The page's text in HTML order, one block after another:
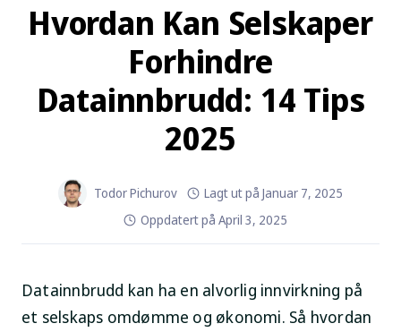
Français
Italiano
Nederlands
Português
Svenska
Hvordan Kan Selskaper
Forhindre
Datainnbrudd: 14 Tips
2025
Todor Pichurov Lagt ut på Januar 7, 2025
Oppdatert på April 3, 2025
Datainnbrudd kan ha en alvorlig innvirkning på
et selskaps omdømme og økonomi. Så hvordan